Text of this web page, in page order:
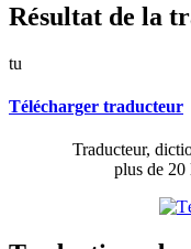
Résultat de la
tu
Télécharger traducteur
Traducteur,
plus de 20